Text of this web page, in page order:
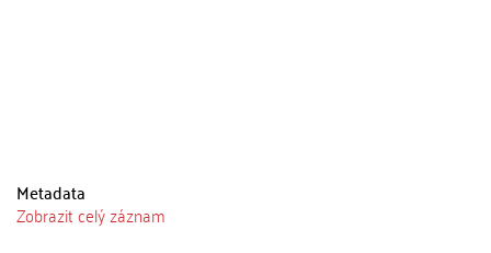
Metadata
Zobrazit celý záznam